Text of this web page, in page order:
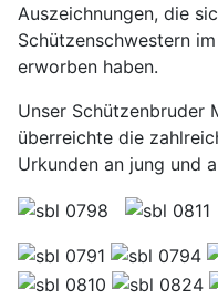
Auszeichnungen, die
Schützenschwestern
erworben haben.
Unser Schützenbruder
überreichte die
Urkunden an jung und